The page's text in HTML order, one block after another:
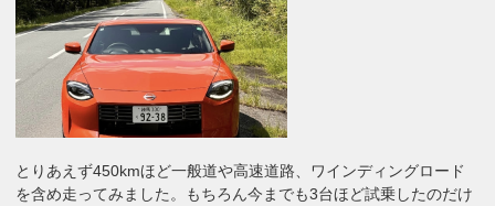
とりあえず450kmほど一般道や高速道路、ワインディングロード
を含め走ってみました。もちろん今までも3台ほど試乗したのだけ